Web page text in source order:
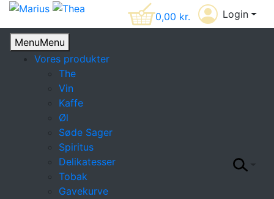
0,00 kr. Login
MenuMenu
Vores produkter
The
Vin
Kaffe
Øl
Søde Sager
Spiritus
Delikatesser
Tobak
Gavekurve